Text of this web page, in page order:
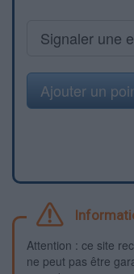
Signaler une
Ajouter un
Attention : ce site
ne peut pas être